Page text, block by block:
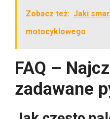
Zobacz też: Jaki
motocyklowego
FAQ –
zadawane